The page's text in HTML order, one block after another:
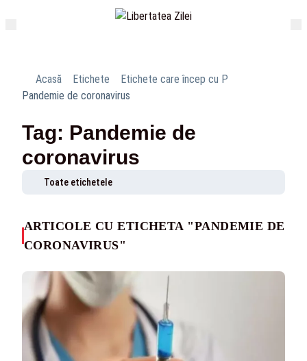
Acasă Etichete
Etichete care încep cu P
Pandemie de coronavirus
Tag: Pandemie de
coronavirus
Toate etichetele
ARTICOLE CU ETICHETA "PANDEMIE DE
CORONAVIRUS"